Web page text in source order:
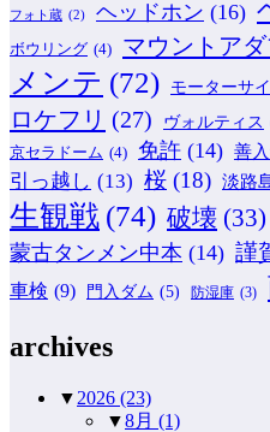
フォト蔵 (2) ヘッドホン (16)
ボウリング (4) マウントア
メンテ (72) モーターサ
ロケフリ (27) ヴォルティス
京セラドーム (4) 免許 (14) 善
引っ越し (13) 桜 (18) 淡路
生観戦 (74) 破壊 (33)
蒙古タンメン中本 (14) 謹
車検 (9) 門入ダム (5) 防湿庫 (3)
archives
▼ 2026 (23)
▼8月 (1)